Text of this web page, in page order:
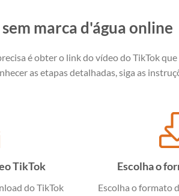
marca d'água online
é obter o link do vídeo do TikTok que
as etapas detalhadas, siga as
TikTok
do TikTok
Escolha o
Escolha o formato